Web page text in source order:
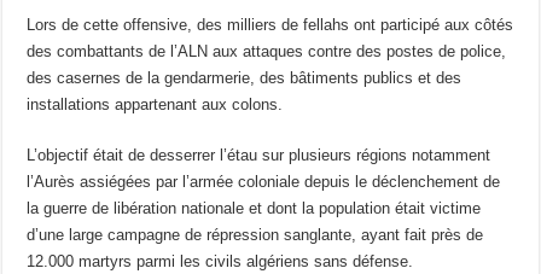
Lors de cette offensive, des milliers de fellahs ont participé aux côtés
des combattants de l’ALN aux attaques contre des postes de police,
des casernes de la gendarmerie, des bâtiments publics et des
installations appartenant aux colons.
L’objectif était de desserrer l’étau sur plusieurs régions notamment
l’Aurès assiégées par l’armée coloniale depuis le déclenchement de
la guerre de libération nationale et dont la population était victime
d’une large campagne de répression sanglante, ayant fait près de
12.000 martyrs parmi les civils algériens sans défense.